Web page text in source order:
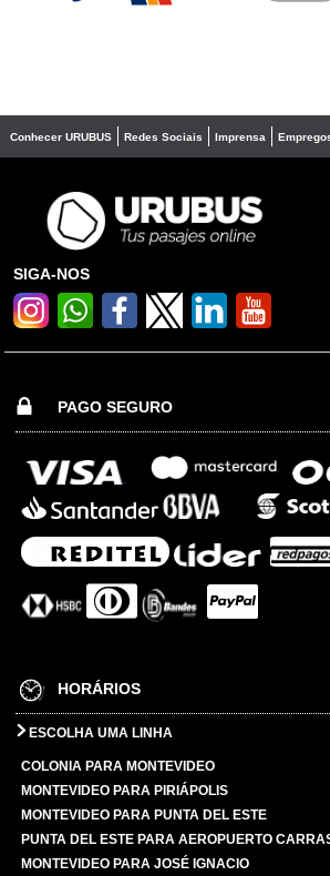
Conhecer URUBUS Redes Sociais Imprensa
SIGA-NOS
PAGO SEGURO
HORÁRIOS
ESCOLHA UMA LINHA
COLONIA PARA MONTEVIDEO
MONTEVIDEO PARA PIRIÁPOLIS
MONTEVIDEO PARA PUNTA DEL ESTE
PUNTA DEL ESTE PARA AEROPUERTO
MONTEVIDEO PARA JOSÉ IGNACIO